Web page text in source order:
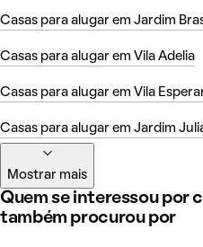
Casas para alugar em Jardim
Casas para alugar em Vila Adelia
Casas para alugar em Vila
Casas para alugar em Jardim
Mostrar mais
Quem se interessou por
também procurou por